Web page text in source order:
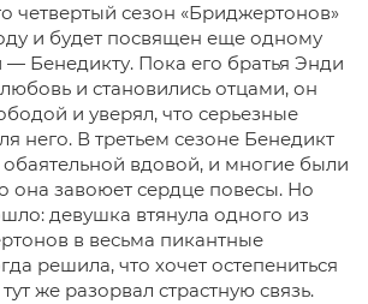
четвертый сезон «Бриджертонов»
и будет посвящен еще одному
— Бенедикту. Пока его братья Энди
и становились отцами, он
и уверял, что серьезные
него. В третьем сезоне Бенедикт
вдовой, и многие были
она завоюет сердце повесы. Но
девушка втянула одного из
в весьма пикантные
решила, что хочет остепениться
же разорвал страстную связь.